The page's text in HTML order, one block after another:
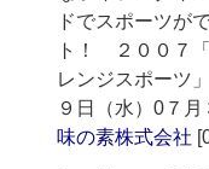
ドでスポーツが
ト！ ２００７
レンジスポーツ
９日（水）0７
味の素株式会社